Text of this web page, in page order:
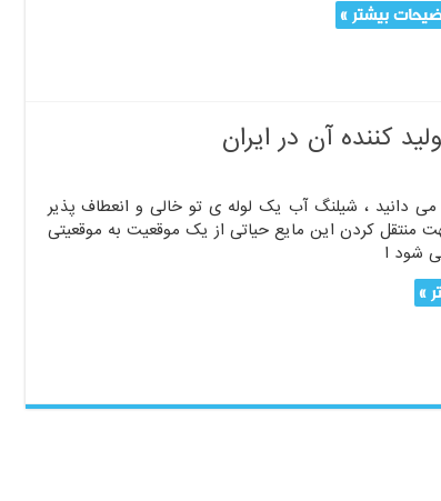
بیشتر »
کننده آن در ایران
دانید ، شیلنگ آب یک لوله ی تو خالی و انعطاف پذیر
منتقل کردن این مایع حیاتی از یک موقعیت به موقعیتی
شود ا
»